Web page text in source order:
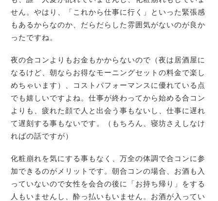
せん。やはり、「これから仕事に行く」といった緊張感
もあるからなのか、だらだらした雰囲気がないのが良か
ったですね。
夜の合コンよりもお金もかからないので（夜は居酒屋に
なるけど、朝ならお得なモーニングセットの料金で楽し
めちゃいます）、コストパフォーマンスに優れている点
でも嬉しいですよね。仕事が終わってから始める合コン
よりも、疲れた顔で人と出会う事もないし、仕事に遅れ
て遅刻する事もないです。（もちろん、寝坊さえしなけ
ればの話ですが）
化粧崩れを気にする事もなく、万全の体調で合コンに参
加できるのがメリットです。朝合コンの場合、お酒も入
っていないので女性を会合の後に「お持ち帰り」をする
人もいませんし、酔っ払いもいません。お酒が入ってい